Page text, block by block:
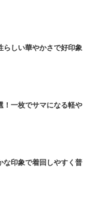
らしい華やかさで好印象
！一枚でサマになる軽や
な印象で着回しやすく普